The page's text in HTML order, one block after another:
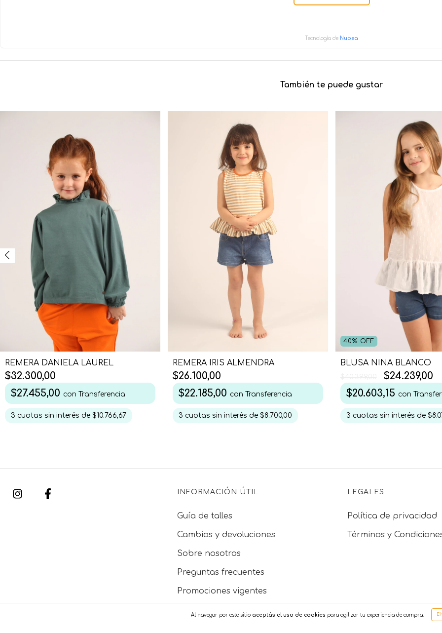
Al navegar por este sitio aceptás el uso de cookies para agilizar tu experiencia de compra.
Tecnología de Nubea
También te puede gustar
REMERA DANIELA LAUREL
$32.300,00
$27.455,00 con Transferencia
3 cuotas sin interés de $10.766,67
REMERA IRIS ALMENDRA
$26.100,00
$22.185,00 con Transferencia
3 cuotas sin interés de $8.700,00
40% OFF
BLUSA NINA BLANCO
$24.239,00
$20.603,15 con
3 cuotas sin interés de
INFORMACIÓN ÚTIL
Guía de talles
Cambios y devoluciones
Sobre nosotros
Preguntas frecuentes
Promociones vigentes
LEGALES
Política de privacidad
Términos y